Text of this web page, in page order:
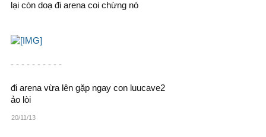
lại còn doạ đi arena coi chừng nó
- - - - - - - - - -
đi arena vừa lên gặp ngay con luucave2
ảo lòi
20/11/13